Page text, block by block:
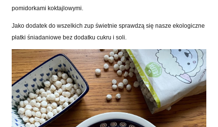
pomidorkami koktajlowymi.
Jako dodatek do wszelkich zup świetnie sprawdzą się nasze ekologiczne
płatki śniadaniowe bez dodatku cukru i soli.